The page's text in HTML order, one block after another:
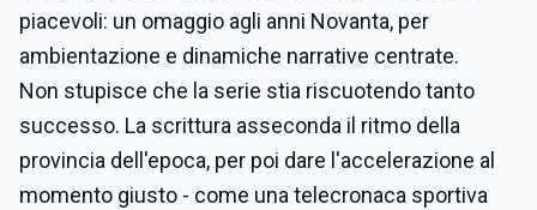
piacevoli: un omaggio agli anni Novanta, per
ambientazione e dinamiche narrative centrate.
Non stupisce che la serie stia riscuotendo tanto
successo. La scrittura asseconda il ritmo della
provincia dell'epoca, per poi dare l'accelerazione al
momento giusto - come una telecronaca sportiva